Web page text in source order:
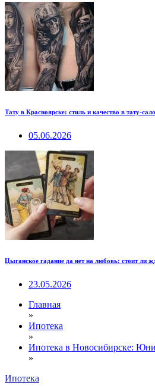
Тату в Красноярске: стиль и качество в тату-
05.06.2026
Цыганское гадание да нет на любовь: стоит ли
23.05.2026
Главная
»
Ипотека
»
Ипотека в Новосибирске:
»
Ипотека